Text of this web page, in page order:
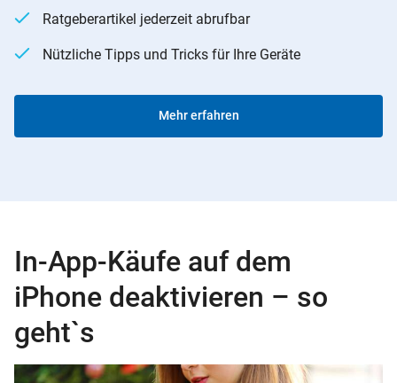
Ratgeberartikel jederzeit abrufbar
Nützliche Tipps und Tricks für Ihre Geräte
Mehr erfahren
In-App-Käufe auf dem
iPhone deaktivieren – so
geht`s